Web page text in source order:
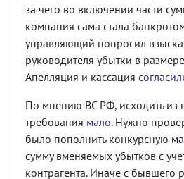
за чего во включении части
компания сама стала
управляющий попросил
руководителя убытки в
Апелляция и кассация
По мнению ВС РФ, исходить из
требования мало. Нужно
было пополнить конкурсную
сумму вменяемых убытков с
контрагента. Иначе с бывшего